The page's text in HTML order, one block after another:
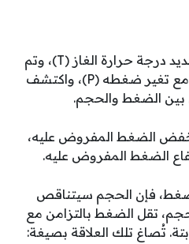
قام العالم روبرت بويل بتحديد درجة حرارة الغاز (T)، وتم
قياس تغير حجم الغاز (V) مع تغير ضغطه (P)، واكتشف
الضغط والحجم.
الضغط المفروض عليه،
الضغط المفروض عليه.
فإن الحجم سيتناقص
تقل الضغط بالتزامن مع
تُصاغ تلك العلاقة بصيغة: